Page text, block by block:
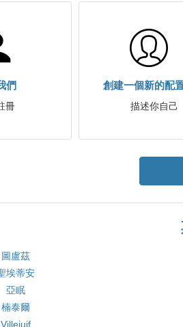
們
冊
創建一個新的配
描述你自己
圖盧茲
埃蒂安
亞眠
楠泰爾
Villejuif